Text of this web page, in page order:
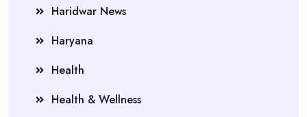
Haridwar News
Haryana
Health
Health & Wellness